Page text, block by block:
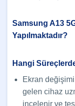
Samsung A13
Yapılmaktadır?
Hangi
Ekran
gelen cihaz
incelenir ve